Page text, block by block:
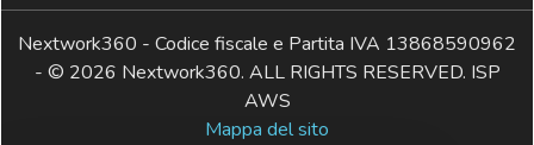
Nextwork360 - Codice fiscale e Partita IVA 13868590962
- © 2026 Nextwork360. ALL RIGHTS RESERVED. ISP
AWS
Mappa del sito